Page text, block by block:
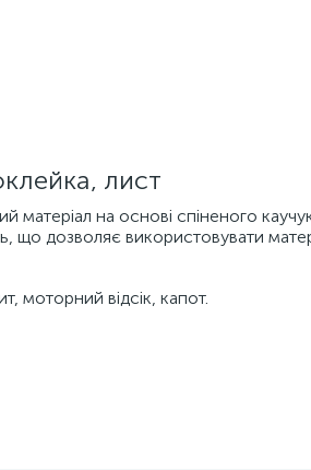
лист
на основі спіненого
що дозволяє використовувати
моторний відсік, капот.